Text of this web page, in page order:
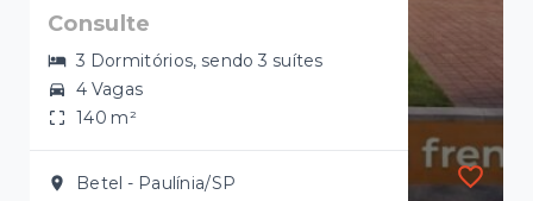
Consulte
3 Dormitórios, sendo 3 suítes
4 Vagas
140 m²
Betel - Paulínia/SP